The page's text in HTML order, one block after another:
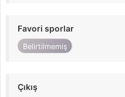
Favori sporlar
Belirtilmemiş
Çıkış